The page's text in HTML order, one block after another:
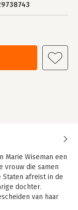
Marie Wiseman een
vrouw die samen
Staten afreist in de
dochter.
van haar